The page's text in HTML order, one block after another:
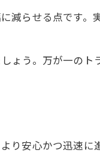
減らせる点です。
ょう。万が一のト
り安心かつ迅速に